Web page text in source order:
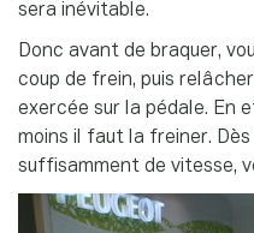
sera inévitable.
Donc avant de braquer,
coup de frein, puis
exercée sur la pédale. En
moins il faut la freiner.
suffisamment de vitesse,